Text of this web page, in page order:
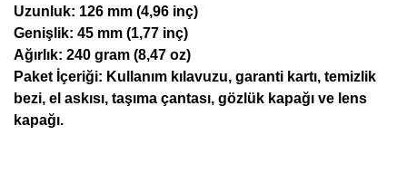
Uzunluk: 126 mm (4,96 inç)
Genişlik: 45 mm (1,77 inç)
Ağırlık: 240 gram (8,47 oz)
Paket İçeriği: Kullanım kılavuzu, garanti kartı, temizlik
bezi, el askısı, taşıma çantası, gözlük kapağı ve lens
kapağı.